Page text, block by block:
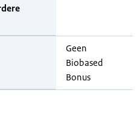
Geen
Biobased
Bonus